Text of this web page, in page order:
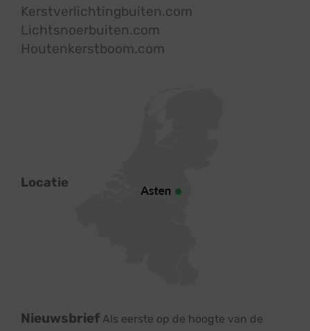
Kerstverlichtingbuiten.com
Lichtsnoerbuiten.com
Houtenkerstboom.com
Locatie
Nieuwsbrief Als eerste op de hoogte van de